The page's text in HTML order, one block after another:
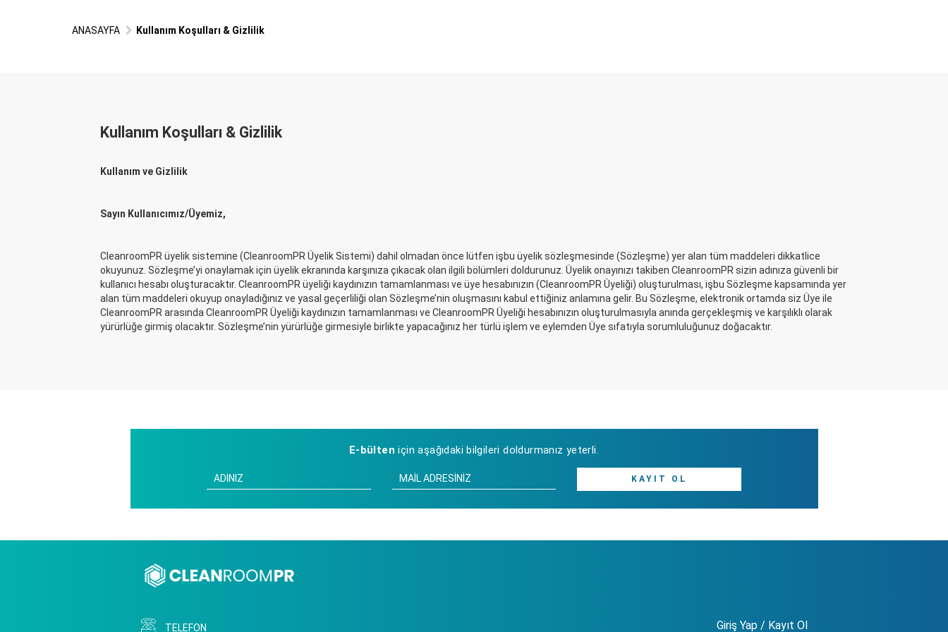
ANASAYFA Kullanım Koşulları & Gizlilik
Kullanım Koşulları & Gizlilik
Kullanım ve Gizlilik
Sayın Kullanıcımız/Üyemiz,
CleanroomPR üyelik sistemine (CleanroomPR Üyelik Sistemi) dahil olmadan önce lütfen işbu üyelik sözleşmesinde (Sözleşme) yer alan tüm maddeleri dikkatlice
okuyunuz. Sözleşme’yi onaylamak için üyelik ekranında karşınıza çıkacak olan ilgili bölümleri doldurunuz. Üyelik onayınızı takiben CleanroomPR sizin adınıza güvenli bir
kullanıcı hesabı oluşturacaktır. CleanroomPR üyeliği kaydınızın tamamlanması ve üye hesabınızın (CleanroomPR Üyeliği) oluşturulması, işbu Sözleşme kapsamında yer
alan tüm maddeleri okuyup onayladığınız ve yasal geçerliliği olan Sözleşme’nin oluşmasını kabul ettiğiniz anlamına gelir. Bu Sözleşme, elektronik ortamda siz Üye ile
CleanroomPR arasında CleanroomPR Üyeliği kaydınızın tamamlanması ve CleanroomPR Üyeliği hesabınızın oluşturulmasıyla anında gerçekleşmiş ve karşılıklı olarak
yürürlüğe girmiş olacaktır. Sözleşme’nin yürürlüğe girmesiyle birlikte yapacağınız her türlü işlem ve eylemden Üye sıfatıyla sorumluluğunuz doğacaktır.
E-bülten için aşağıdaki bilgileri doldurmanız yeterli.
KAYIT OL
TELEFON Giriş Yap / Kayıt Ol